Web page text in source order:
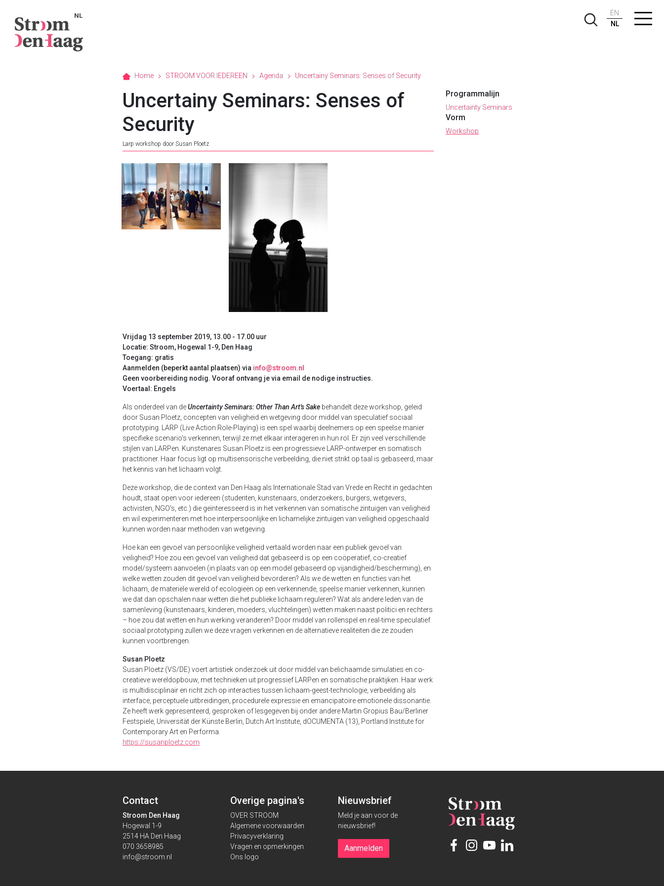
NL
EN
NL
Home STROOM VOOR IEDEREEN Agenda Uncertainy Seminars: Senses of Security
Uncertainy Seminars: Senses of
Security
Larp workshop door Susan Ploetz
Vrijdag 13 september 2019, 13.00 - 17.00 uur
Locatie: Stroom, Hogewal 1-9, Den Haag
Toegang: gratis
Aanmelden (beperkt aantal plaatsen) via info@stroom.nl
Geen voorbereiding nodig. Vooraf ontvang je via email de nodige instructies.
Voertaal: Engels
Als onderdeel van deUncertainty Seminars: Other Than Art's Sake behandelt deze workshop, geleid
door Susan Ploetz, concepten van veiligheid en wetgeving door middel van speculatief sociaal
prototyping. LARP (Live Action Role-Playing) is een spel waarbij deelnemers op een speelse manier
specifieke scenario's verkennen, terwijl ze met elkaar interageren in hun rol. Er zijn veel verschillende
stijlen van LARPen. Kunstenares Susan Ploetz is een progressieve LARP-ontwerper en somatisch
practitioner. Haar focus ligt op multisensorische verbeelding, die niet strikt op taal is gebaseerd, maar
het kennis van het lichaam volgt.
Deze workshop, die de context van Den Haag als Internationale Stad van Vrede en Recht in gedachten
houdt, staat open voor iedereen (studenten, kunstenaars, onderzoekers, burgers, wetgevers,
activisten, NGO's, etc.) die geïnteresseerd is in het verkennen van somatische zintuigen van veiligheid
en wil experimenteren met hoe interpersoonlijke en lichamelijke zintuigen van veiligheid opgeschaald
kunnen worden naar methoden van wetgeving.
Hoe kan een gevoel van persoonlijke veiligheid vertaald worden naar een publiek gevoel van
veiligheid? Hoe zou een gevoel van veiligheid dat gebaseerd is op een coöperatief, co-creatief
model/systeem aanvoelen (in plaats van op een model gebaseerd op vijandigheid/bescherming), en
welke wetten zouden dit gevoel van veiligheid bevorderen? Als we de wetten en functies van het
lichaam, de materiële wereld of ecologieën op een verkennende, speelse manier verkennen, kunnen
we dat dan opschalen naar wetten die het publieke lichaam reguleren? Wat als andere leden van de
samenleving (kunstenaars, kinderen, moeders, vluchtelingen) wetten maken naast politici en rechters
– hoe zou dat wetten en hun werking veranderen? Door middel van rollenspel en real-time speculatief
sociaal prototyping zullen we deze vragen verkennen en de alternatieve realiteiten die ze zouden
kunnen voortbrengen.
Susan Ploetz
Susan Ploetz (VS/DE) voert artistiek onderzoek uit door middel van belichaamde simulaties en co-
creatieve wereldopbouw, met technieken uit progressief LARPen en somatische praktijken. Haar werk
is multidisciplinair en richt zich op interacties tussen lichaam-geest-technologie, verbeelding als
interface, perceptuele uitbreidingen, procedurele expressie en emancipatoire emotionele dissonantie.
Ze heeft werk gepresenteerd, gesproken of lesgegeven bij onder andere Martin Gropius Bau/Berliner
Festspiele, Universität der Künste Berlin, Dutch Art Institute, dOCUMENTA (13), Portland Institute for
Contemporary Art en Performa.
https://susanploetz.com
Programmalijn
Uncertainty Seminars
Vorm
Workshop
Contact
Stroom Den Haag
Hogewal 1-9
2514 HA Den Haag
070 3658985
info@stroom.nl
Overige pagina's
OVER STROOM
Algemene voorwaarden
Privacyverklaring
Vragen en opmerkingen
Ons logo
Nieuwsbrief
Meld je aan voor de
nieuwsbrief!
Aanmelden